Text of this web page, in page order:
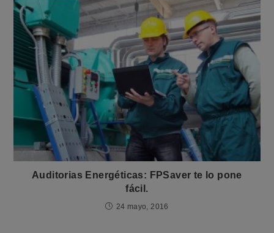
Auditorias Energéticas: FPSaver te lo pone
fácil.
24 mayo, 2016